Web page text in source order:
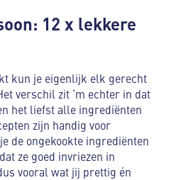
12 x lekkere
kun je eigenlijk elk gerecht
verschil zit ‘m echter in dat
het liefst alle ingrediënten
zijn handig voor
de ongekookte ingrediënten
ze goed invriezen in
vooral wat jij prettig én